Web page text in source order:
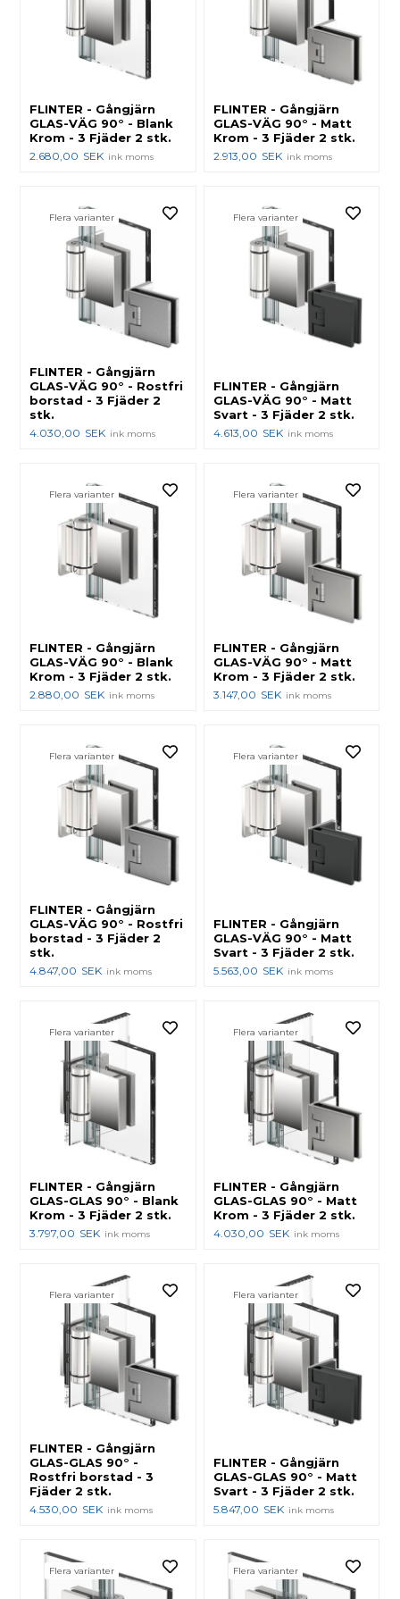
FLINTER - Gångjärn
GLAS-VÄG 90° - Blank
Krom - 3 Fjäder 2 stk.
2.680,00 SEK ink moms
FLINTER - Gångjärn
GLAS-VÄG 90° - Matt
Krom - 3 Fjäder 2 stk.
2.913,00 SEK ink moms
Flera varianter
FLINTER - Gångjärn
GLAS-VÄG 90° - Rostfri
borstad - 3 Fjäder 2
stk.
4.030,00 SEK ink moms
Flera varianter
FLINTER - Gångjärn
GLAS-VÄG 90° - Matt
Svart - 3 Fjäder 2 stk.
4.613,00 SEK ink moms
Flera varianter
FLINTER - Gångjärn
GLAS-VÄG 90° - Blank
Krom - 3 Fjäder 2 stk.
2.880,00 SEK ink moms
Flera varianter
FLINTER - Gångjärn
GLAS-VÄG 90° - Matt
Krom - 3 Fjäder 2 stk.
3.147,00 SEK ink moms
Flera varianter
FLINTER - Gångjärn
GLAS-VÄG 90° - Rostfri
borstad - 3 Fjäder 2
stk.
4.847,00 SEK ink moms
Flera varianter
FLINTER - Gångjärn
GLAS-VÄG 90° - Matt
Svart - 3 Fjäder 2 stk.
5.563,00 SEK ink moms
Flera varianter
FLINTER - Gångjärn
GLAS-GLAS 90° - Blank
Krom - 3 Fjäder 2 stk.
3.797,00 SEK ink moms
Flera varianter
FLINTER - Gångjärn
GLAS-GLAS 90° - Matt
Krom - 3 Fjäder 2 stk.
4.030,00 SEK ink moms
Flera varianter
FLINTER - Gångjärn
GLAS-GLAS 90° -
Rostfri borstad - 3
Fjäder 2 stk.
4.530,00 SEK ink moms
Flera varianter
FLINTER - Gångjärn
GLAS-GLAS 90° - Matt
Svart - 3 Fjäder 2 stk.
5.847,00 SEK ink moms
Flera varianter Flera varianter